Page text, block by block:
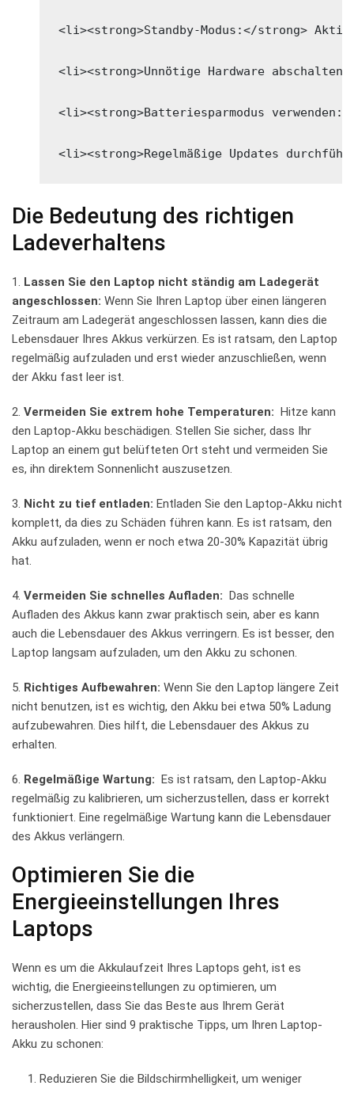
<li><strong>Standby-Modus:</strong>
<li><strong>Unnötige Hardware
<li><strong>Batteriesparmodus
<li><strong>Regelmäßige Updates
Die Bedeutung⁢ des richtigen
Ladeverhaltens
1. Lassen Sie den Laptop nicht ständig am Ladegerät
⁣angeschlossen: Wenn Sie ​Ihren Laptop über einen längeren⁢
Zeitraum am‍ Ladegerät angeschlossen‌ lassen, kann dies ‍die
Lebensdauer ⁤Ihres Akkus verkürzen. Es ist ratsam, den ⁢Laptop
regelmäßig aufzuladen ⁣und ⁤erst ‍wieder anzuschließen, wenn
der ⁢Akku⁢ fast leer ⁤ist.
2. Vermeiden Sie extrem hohe​ Temperaturen: ​ Hitze kann
den Laptop-Akku beschädigen. Stellen Sie sicher, dass Ihr
Laptop ​an einem​ gut belüfteten Ort steht⁣ und ‌vermeiden⁤ Sie ​
es, ihn direktem Sonnenlicht auszusetzen.
3. Nicht zu tief entladen: Entladen Sie den Laptop-Akku nicht
⁣komplett, da dies⁤ zu Schäden‌ führen kann. Es ist ratsam, den
Akku aufzuladen, ​wenn ⁢er noch etwa 20-30% Kapazität übrig
hat.
4. Vermeiden Sie schnelles⁤ Aufladen: ​ Das schnelle
‌Aufladen​ des‍ Akkus kann​ zwar praktisch ⁤sein, ​aber ​es kann
auch ‍die Lebensdauer des Akkus verringern. Es ist ‌besser, ⁣den
Laptop langsam aufzuladen, ​um den‌ Akku zu schonen.
5. Richtiges⁢ Aufbewahren: ‍Wenn Sie den Laptop längere Zeit
⁢nicht benutzen, ist es wichtig, ⁤den​ Akku bei⁤ etwa ‍50% Ladung⁤
aufzubewahren. Dies ⁢hilft, die Lebensdauer des‍ Akkus zu⁢
erhalten.
6. Regelmäßige Wartung: ‍ Es ist‍ ratsam, den Laptop-Akku
‍regelmäßig​ zu kalibrieren,‌ um ⁢sicherzustellen, dass er korrekt‍
funktioniert. Eine regelmäßige Wartung kann die Lebensdauer​
des Akkus verlängern.
Optimieren Sie‍ die⁣
Energieeinstellungen Ihres
Laptops
Wenn​ es um die Akkulaufzeit Ihres⁢ Laptops ​geht, ist es
wichtig,‍ die ⁤Energieeinstellungen zu optimieren, um
sicherzustellen, dass Sie​ das ​Beste aus Ihrem Gerät
herausholen. Hier‌ sind ⁢9 ⁣praktische⁢ Tipps, ​um Ihren Laptop-
Akku zu schonen:
Reduzieren Sie die ⁢Bildschirmhelligkeit, um​ weniger